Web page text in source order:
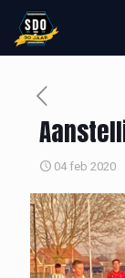
04 feb 2020